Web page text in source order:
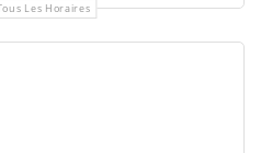
Les Horaires